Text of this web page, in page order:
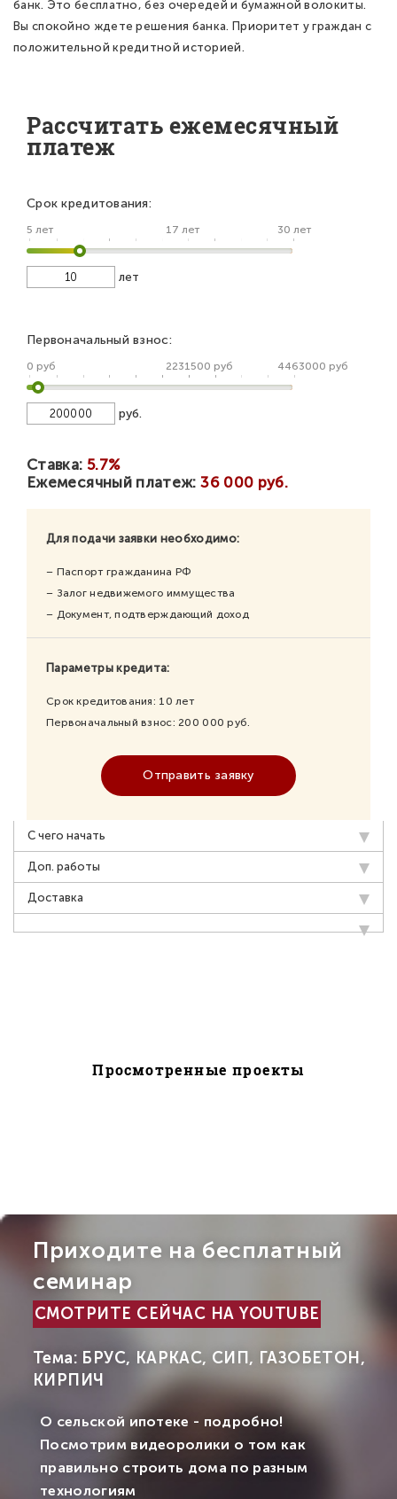
банк. Это бесплатно, без очередей и бумажной волокиты.
Вы спокойно ждете решения банка. Приоритет у граждан с
положительной кредитной историей.
Рассчитать ежемесячный
платеж
Срок кредитования:
5 лет 17 лет 30 лет
лет
Первоначальный взнос:
0 руб 2231500 руб 4463000 руб
руб.
Ставка: 5.7%
Ежемесячный платеж:36 000 руб.
Для подачи заявки необходимо:
– Паспорт гражданина РФ
– Залог недвижемого иммущества
– Документ, подтверждающий доход
Параметры кредита:
Срок кредитования: 10 лет
Первоначальный взнос: 200 000 руб.
Отправить заявку
С чего начать
Доп. работы
Доставка
Просмотренные проекты
Приходите на бесплатный
семинар
СМОТРИТЕ СЕЙЧАС НА YOUTUBE
Тема: БРУС, КАРКАС, СИП, ГАЗОБЕТОН,
КИРПИЧ
О сельской ипотеке - подробно!
Посмотрим видеоролики о том как
правильно строить дома по разным
технологиям